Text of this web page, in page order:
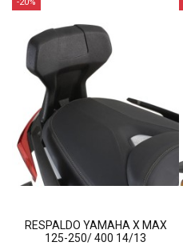
-20%
RESPALDO YAMAHA X MAX
125-250/ 400 14/13